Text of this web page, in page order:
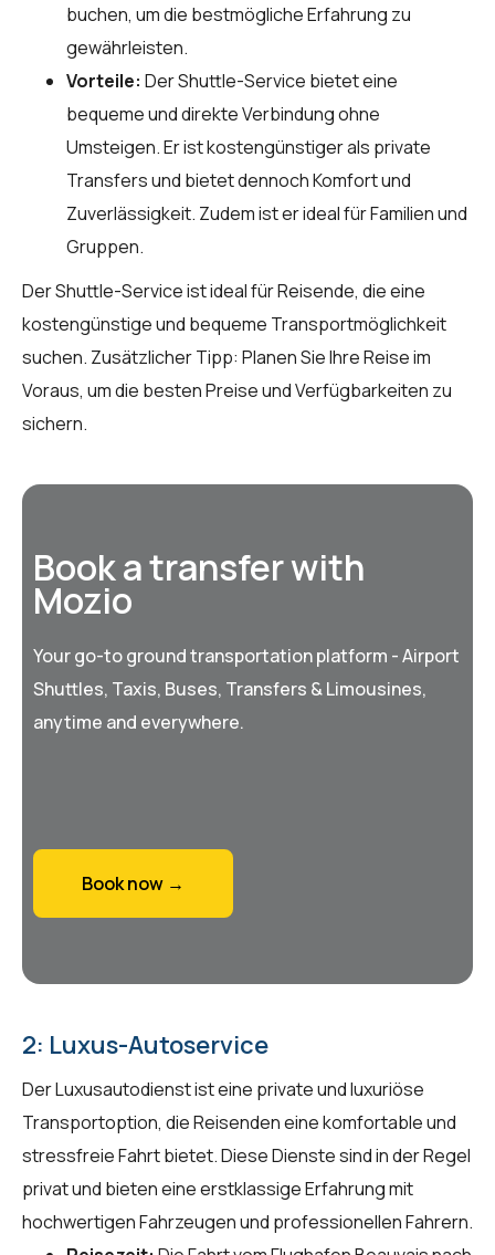
buchen, um die bestmögliche Erfahrung zu
gewährleisten.
Vorteile: Der Shuttle-Service bietet eine
bequeme und direkte Verbindung ohne
Umsteigen. Er ist kostengünstiger als private
Transfers und bietet dennoch Komfort und
Zuverlässigkeit. Zudem ist er ideal für Familien und
Gruppen.
Der Shuttle-Service ist ideal für Reisende, die eine
kostengünstige und bequeme Transportmöglichkeit
suchen. Zusätzlicher Tipp: Planen Sie Ihre Reise im
Voraus, um die besten Preise und Verfügbarkeiten zu
sichern.
Book a transfer with
Mozio
Your go-to ground transportation platform - Airport
Shuttles, Taxis, Buses, Transfers & Limousines,
anytime and everywhere.
Book now →
2: Luxus-Autoservice
Der Luxusautodienst ist eine private und luxuriöse
Transportoption, die Reisenden eine komfortable und
stressfreie Fahrt bietet. Diese Dienste sind in der Regel
privat und bieten eine erstklassige Erfahrung mit
hochwertigen Fahrzeugen und professionellen Fahrern.